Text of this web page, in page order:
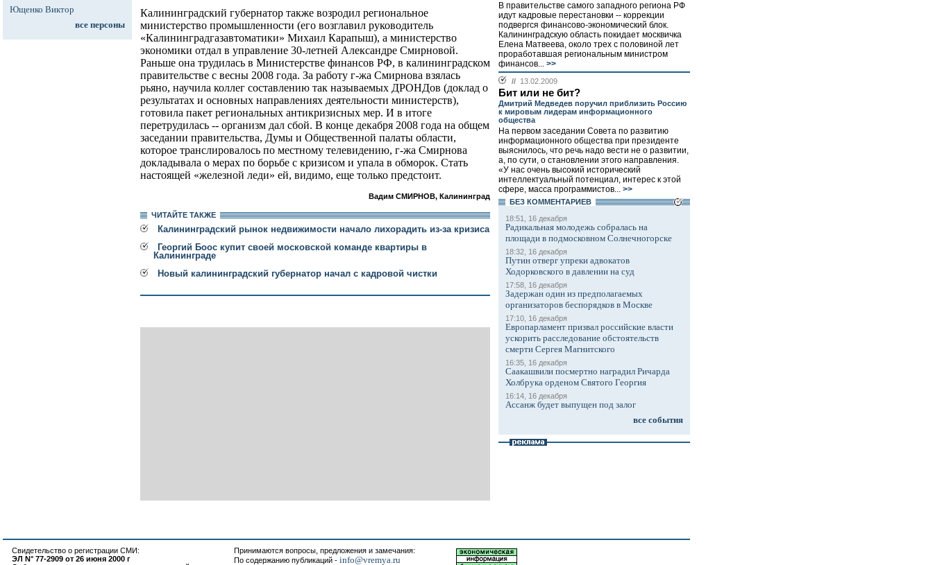
Ющенко Виктор
все персоны
Калининградский губернатор также возродил региональное
министерство промышленности (его возглавил руководитель
«Калининградгазавтоматики» Михаил Карапыш), а министерство
экономики отдал в управление 30-летней Александре Смирновой.
Раньше она трудилась в Министерстве финансов РФ, в калининградском
правительстве с весны 2008 года. За работу г-жа Смирнова взялась
рьяно, научила коллег составлению так называемых ДРОНДов (доклад о
результатах и основных направлениях деятельности министерств),
готовила пакет региональных антикризисных мер. И в итоге
перетрудилась -- организм дал сбой. В конце декабря 2008 года на общем
заседании правительства, Думы и Общественной палаты области,
которое транслировалось по местному телевидению, г-жа Смирнова
докладывала о мерах по борьбе с кризисом и упала в обморок. Стать
настоящей «железной леди» ей, видимо, еще только предстоит.
Вадим СМИРНОВ, Калининград
ЧИТАЙТЕ ТАКЖЕ
Калининградский рынок недвижимости начало лихорадить из-за кризиса
Георгий Боос купит своей московской команде квартиры в
Калининграде
Новый калининградский губернатор начал с кадровой чистки
В правительстве самого западного региона РФ
идут кадровые перестановки -- коррекции
подвергся финансово-экономический блок.
Калининградскую область покидает москвичка
Елена Матвеева, около трех с половиной лет
проработавшая региональным министром
финансов... >>
// 13.02.2009
Бит или не бит?
Дмитрий Медведев поручил приблизить Россию
к мировым лидерам информационного
общества
На первом заседании Совета по развитию
информационного общества при президенте
выяснилось, что речь надо вести не о развитии,
а, по сути, о становлении этого направления.
«У нас очень высокий исторический
интеллектуальный потенциал, интерес к этой
сфере, масса программистов... >>
БЕЗ КОМMЕНТАРИЕВ
18:51, 16 декабря
Радикальная молодежь собралась на
площади в подмосковном Солнечногорске
18:32, 16 декабря
Путин отверг упреки адвокатов
Ходорковского в давлении на суд
17:58, 16 декабря
Задержан один из предполагаемых
организаторов беспорядков в Москве
17:10, 16 декабря
Европарламент призвал российские власти
ускорить расследование обстоятельств
смерти Сергея Магнитского
16:35, 16 декабря
Саакашвили посмертно наградил Ричарда
Холбрука орденом Святого Георгия
16:14, 16 декабря
Ассанж будет выпущен под залог
все события
Свидетельство о регистрации СМИ:
ЭЛ N° 77-2909 от 26 июня 2000 г
Принимаются вопросы, предложения и замечания:
По содержанию публикаций - info@vremya.ru